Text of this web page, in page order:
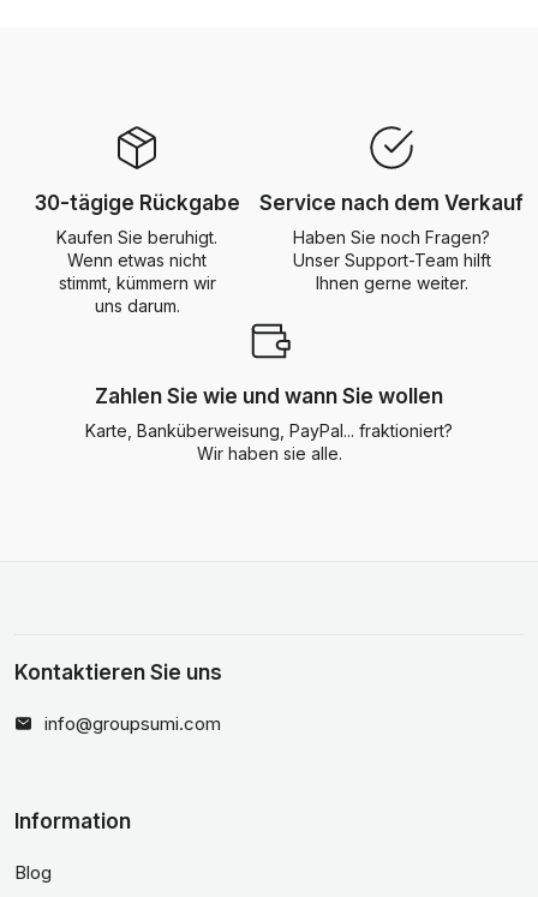
30-tägige Rückgabe
Kaufen Sie beruhigt.
Wenn etwas nicht
stimmt, kümmern wir
uns darum.
Service nach dem Verkauf
Haben Sie noch Fragen?
Unser Support-Team hilft
Ihnen gerne weiter.
Zahlen Sie wie und wann Sie wollen
Karte, Banküberweisung, PayPal... fraktioniert?
Wir haben sie alle.
Kontaktieren Sie uns
info@groupsumi.com
Information
Blog